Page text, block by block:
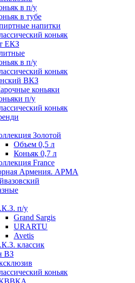
в п/у
в тубе
напитки
коньяк
ЕКЗ
в п/у
коньяк
ВКЗ
коньяки
п/у
коньяк
Золотой
Объем 0,5 л
Коньяк 0,7 л
France
Армения. АРМА
п/у
Grand Sargis
URARTU
Avetis
классик
ВЗ
коньяк